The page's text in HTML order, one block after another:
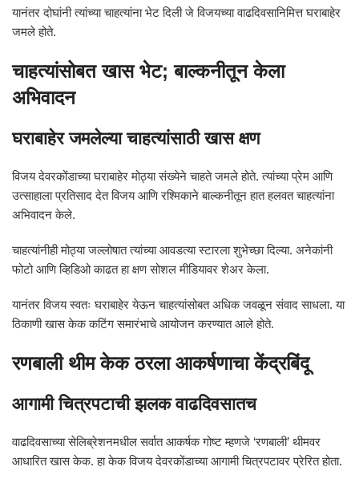
यानंतर दोघांनी त्यांच्या चाहत्यांना भेट दिली जे विजयच्या वाढदिवसानिमित्त घराबाहेर
जमले होते.
चाहत्यांसोबत खास भेट; बाल्कनीतून केला
अभिवादन
घराबाहेर जमलेल्या चाहत्यांसाठी खास क्षण
विजय देवरकोंडाच्या घराबाहेर मोठ्या संख्येने चाहते जमले होते. त्यांच्या प्रेम आणि
उत्साहाला प्रतिसाद देत विजय आणि रश्मिकाने बाल्कनीतून हात हलवत चाहत्यांना
अभिवादन केले.
चाहत्यांनीही मोठ्या जल्लोषात त्यांच्या आवडत्या स्टारला शुभेच्छा दिल्या. अनेकांनी
फोटो आणि व्हिडिओ काढत हा क्षण सोशल मीडियावर शेअर केला.
यानंतर विजय स्वतः घराबाहेर येऊन चाहत्यांसोबत अधिक जवळून संवाद साधला. या
ठिकाणी खास केक कटिंग समारंभाचे आयोजन करण्यात आले होते.
रणबाली थीम केक ठरला आकर्षणाचा केंद्रबिंदू
आगामी चित्रपटाची झलक वाढदिवसातच
वाढदिवसाच्या सेलिब्रेशनमधील सर्वात आकर्षक गोष्ट म्हणजे ‘रणबाली’ थीमवर
आधारित खास केक. हा केक विजय देवरकोंडाच्या आगामी चित्रपटावर प्रेरित होता.